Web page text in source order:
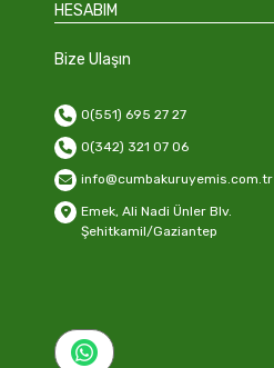
HESABIM
Bize Ulaşın
0(551) 695 27 27
0(342) 321 07 06
info@cumbakuruyemis.com.tr
Emek, Ali Nadi Ünler Blv.
Şehitkamil/Gaziantep